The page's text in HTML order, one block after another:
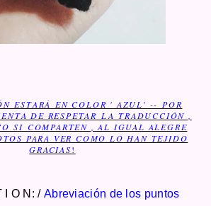
ESTARÁ EN COLOR ' AZUL' -- POR
DE RESPETAR LA TRADUCCIÓN ,
SI COMPARTEN , AL IGUAL ALEGRE
PARA VER COMO LO HAN TEJIDO
GRACIAS!
I O N: /Abreviación de los puntos